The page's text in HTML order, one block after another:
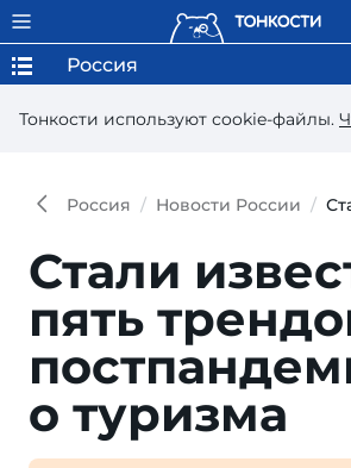
Тонкости используют сookie-файлы.
Россия
Россия Новости России
Стали
пять
о туризма